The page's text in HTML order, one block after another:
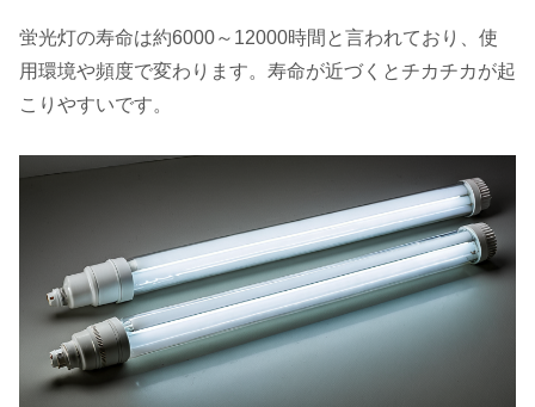
蛍光灯の寿命は約6000～12000時間と言われており、使
用環境や頻度で変わります。寿命が近づくとチカチカが起
こりやすいです。